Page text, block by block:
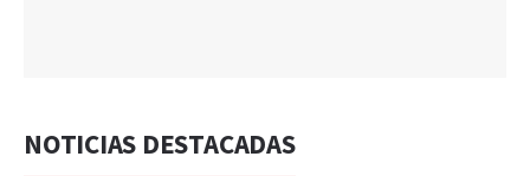
NOTICIAS DESTACADAS